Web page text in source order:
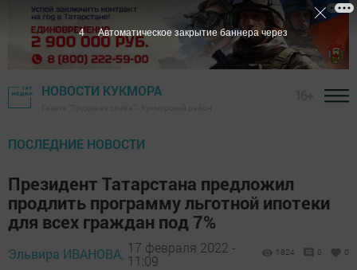
НОВОСТИ КУКМОРА
ПОСЛЕДНИЕ НОВОСТИ
Президент Татарстана предложил
продлить программу льготной ипотеки
для всех граждан под 7%
Эльвира ИВАНОВА, 17 февраля 2022 -
11:09
1824 0 0
3 Автоматическое закрытие баннера через